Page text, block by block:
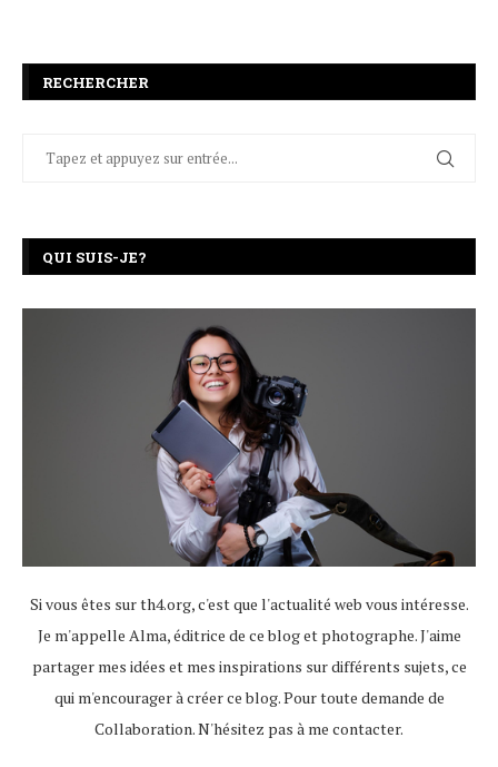
RECHERCHER
QUI SUIS-JE?
Si vous êtes sur th4.org, c'est que l'actualité web vous intéresse.
Je m'appelle Alma, éditrice de ce blog et photographe. J'aime
partager mes idées et mes inspirations sur différents sujets, ce
qui m'encourager à créer ce blog. Pour toute demande de
Collaboration. N'hésitez pas à me contacter.